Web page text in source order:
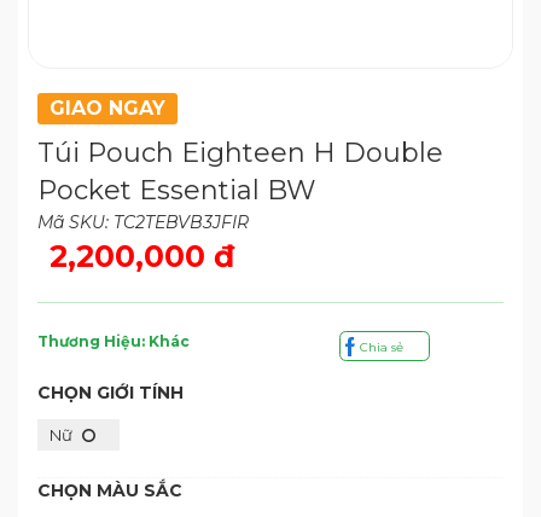
GIAO NGAY
Túi Pouch Eighteen H Double
Pocket Essential BW
Mã SKU: TC2TEBVB3JFIR
2,200,000 đ
Thương Hiệu: Khác Chia sẻ
CHỌN GIỚI TÍNH
Nữ
CHỌN MÀU SẮC